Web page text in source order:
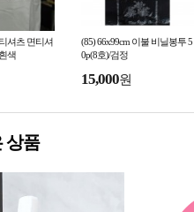
셔츠 면티셔
색
(85) 66x99cm 이불 비닐봉투 5
0p(8호)/검정
15,000원
상품